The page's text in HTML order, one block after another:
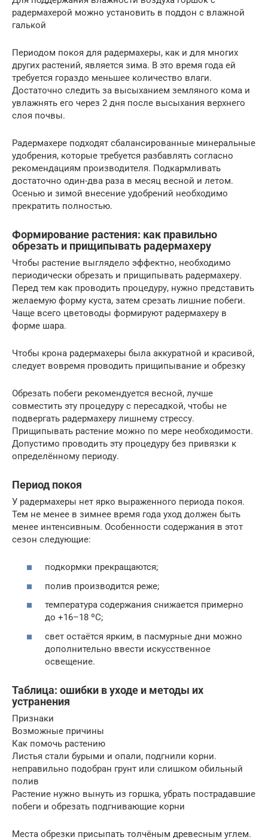
радермахерой можно установить в поддон с влажной
галькой
Периодом покоя для радермахеры, как и для многих
других растений, является зима. В это время года ей
требуется гораздо меньшее количество влаги.
Достаточно следить за высыханием земляного кома и
увлажнять его через 2 дня после высыхания верхнего
слоя почвы.
Радермахере подходят сбалансированные минеральные
удобрения, которые требуется разбавлять согласно
рекомендациям производителя. Подкармливать
достаточно один-два раза в месяц весной и летом.
Осенью и зимой внесение удобрений необходимо
прекратить полностью.
Формирование растения: как правильно
обрезать и прищипывать радермахеру
Чтобы растение выглядело эффектно, необходимо
периодически обрезать и прищипывать радермахеру.
Перед тем как проводить процедуру, нужно представить
желаемую форму куста, затем срезать лишние побеги.
Чаще всего цветоводы формируют радермахеру в
форме шара.
Чтобы крона радермахеры была аккуратной и красивой,
следует вовремя проводить прищипывание и обрезку
Обрезать побеги рекомендуется весной, лучше
совместить эту процедуру с пересадкой, чтобы не
подвергать радермахеру лишнему стрессу.
Прищипывать растение можно по мере необходимости.
Допустимо проводить эту процедуру без привязки к
определённому периоду.
Период покоя
У радермахеры нет ярко выраженного периода покоя.
Тем не менее в зимнее время года уход должен быть
менее интенсивным. Особенности содержания в этот
сезон следующие:
подкормки прекращаются;
полив производится реже;
температура содержания снижается примерно
до +16–18 ºС;
свет остаётся ярким, в пасмурные дни можно
дополнительно ввести искусственное
освещение.
Таблица: ошибки в уходе и методы их
устранения
Признаки
Возможные причины
Как помочь растению
Листья стали бурыми и опали, подгнили корни.
неправильно подобран грунт или слишком обильный
полив
Растение нужно вынуть из горшка, убрать пострадавшие
побеги и обрезать подгнивающие корни
Места обрезки присыпать толчёным древесным углем.